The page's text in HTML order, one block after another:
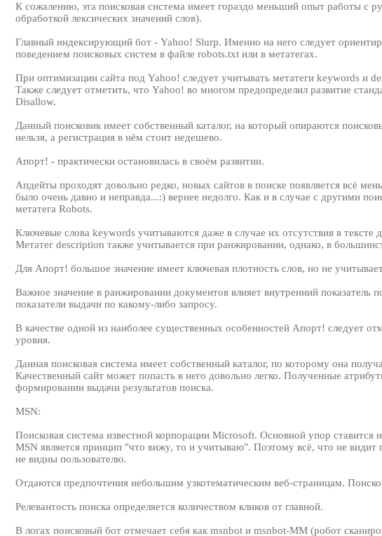
К сожалению, эта поисковая система имеет гораздо меньший опыт работы с
обработкой лексических значений слов).
Главный индексирующий бот - Yahoo! Slurp. Именно на него следует
поведением поисковых систем в файле robots.txt или в метатегах.
При оптимизации сайта под Yahoo! следует учитывать метатеги keywords и
Также следует отметить, что Yahoo! во многом предопределил развитие
Disallow.
Данный поисковик имеет собственный каталог, на который опираются
нельзя, а регистрация в нём стоит недешево.
Апорт! - практически остановилась в своём развитии.
Апдейты проходят довольно редко, новых сайтов в поиске появляется всё
было очень давно и неправда...:) вернее недолго. Как и в случае с другими
метатега Robots.
Ключевые слова keywords учитываются даже в случае их отсутствия в
Метатег description также учитывается при ранжировании, однако, в
Для Апорт! большое значение имеет ключевая плотность слов, но не
Важное значение в ранжировании документов влияет внутренний
показатели выдачи по какому-либо запросу.
В качестве одной из наиболее существенных особенностей Апорт! следует
уровня.
Данная поисковая система имеет собственный каталог, по которому она
Качественный сайт может попасть в него довольно легко. Полученные
формировании выдачи результатов поиска.
MSN:
Поисковая система известной корпорации Microsoft. Основной упор
MSN является принцип "что вижу, то и учитываю". Поэтому всё, что не
не видны пользователю.
Отдаются предпочтения небольшим узкотематическим веб-страницам.
Релевантость поиска определяется количеством кликов от главной.
В логах поисковый бот отмечает себя как msnbot и msnbot-MM (робот